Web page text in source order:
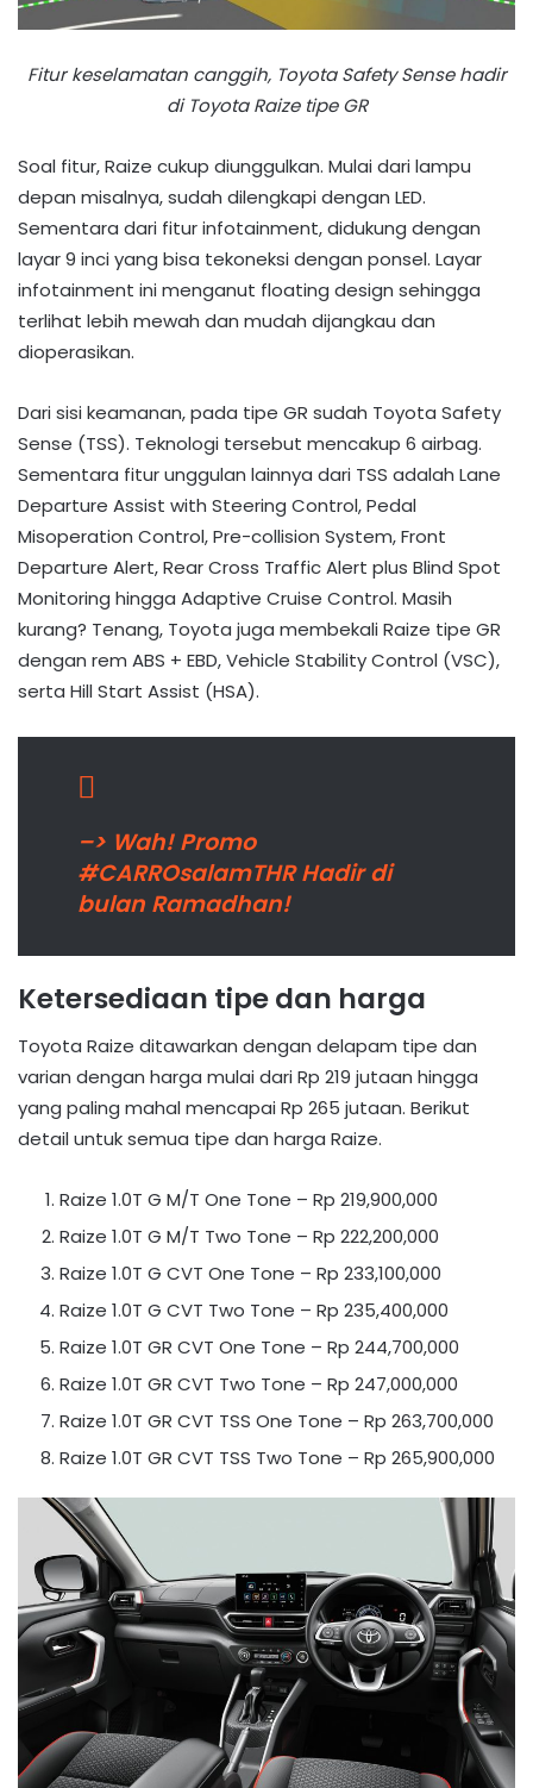
Fitur keselamatan canggih, Toyota Safety Sense hadir
di Toyota Raize tipe GR
Soal fitur, Raize cukup diunggulkan. Mulai dari lampu
depan misalnya, sudah dilengkapi dengan LED.
Sementara dari fitur infotainment, didukung dengan
layar 9 inci yang bisa tekoneksi dengan ponsel. Layar
infotainment ini menganut floating design sehingga
terlihat lebih mewah dan mudah dijangkau dan
dioperasikan.
Dari sisi keamanan, pada tipe GR sudah Toyota Safety
Sense (TSS). Teknologi tersebut mencakup 6 airbag.
Sementara fitur unggulan lainnya dari TSS adalah Lane
Departure Assist with Steering Control, Pedal
Misoperation Control, Pre-collision System, Front
Departure Alert, Rear Cross Traffic Alert plus Blind Spot
Monitoring hingga Adaptive Cruise Control. Masih
kurang? Tenang, Toyota juga membekali Raize tipe GR
dengan rem ABS + EBD, Vehicle Stability Control (VSC),
serta Hill Start Assist (HSA).
–> Wah! Promo
#CARROsalamTHR Hadir di
bulan Ramadhan!
Ketersediaan tipe dan harga
Toyota Raize ditawarkan dengan delapam tipe dan
varian dengan harga mulai dari Rp 219 jutaan hingga
yang paling mahal mencapai Rp 265 jutaan. Berikut
detail untuk semua tipe dan harga Raize.
Raize 1.0T G M/T One Tone – Rp 219,900,000
Raize 1.0T G M/T Two Tone – Rp 222,200,000
Raize 1.0T G CVT One Tone – Rp 233,100,000
Raize 1.0T G CVT Two Tone – Rp 235,400,000
Raize 1.0T GR CVT One Tone – Rp 244,700,000
Raize 1.0T GR CVT Two Tone – Rp 247,000,000
Raize 1.0T GR CVT TSS One Tone – Rp 263,700,000
Raize 1.0T GR CVT TSS Two Tone – Rp 265,900,000